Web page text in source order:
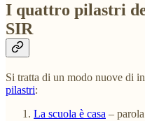
I quattro pilastri
SIR
Si tratta di un modo nuove di
pilastri:
La scuola è casa –